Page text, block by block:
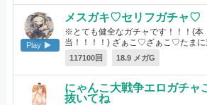
Play
メスガキ♡セリフガチャ♡
※とても健全なガチャです！！！(本
当！！！！) ざぁこ♡ざぁこ♡たまに
117100回 18.9 メガG
にゃんこ大戦争エロガチャ
抜いてね